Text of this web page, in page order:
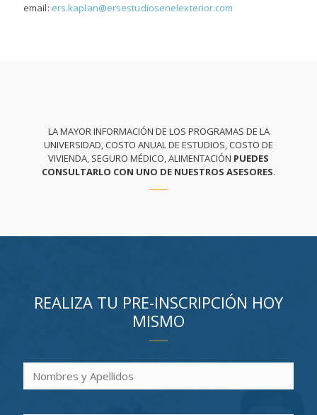
email: ers.kaplan@ersestudiosenelexterior.com
LA MAYOR INFORMACIÓN DE LOS PROGRAMAS DE LA
UNIVERSIDAD, COSTO ANUAL DE ESTUDIOS, COSTO DE
VIVIENDA, SEGURO MÉDICO, ALIMENTACIÓN PUEDES
CONSULTARLO CON UNO DE NUESTROS ASESORES.
REALIZA TU PRE-INSCRIPCIÓN HOY
MISMO